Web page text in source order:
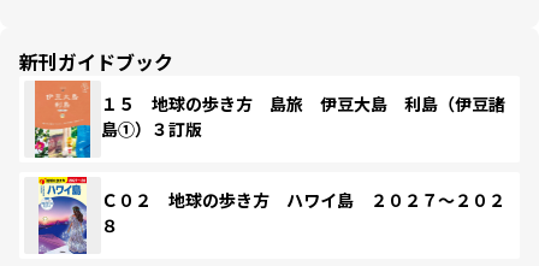
新刊ガイドブック
１５ 地球の歩き方 島旅 伊豆大島 利島（伊豆諸
島①）３訂版
Ｃ０２ 地球の歩き方 ハワイ島 ２０２７～２０２
８